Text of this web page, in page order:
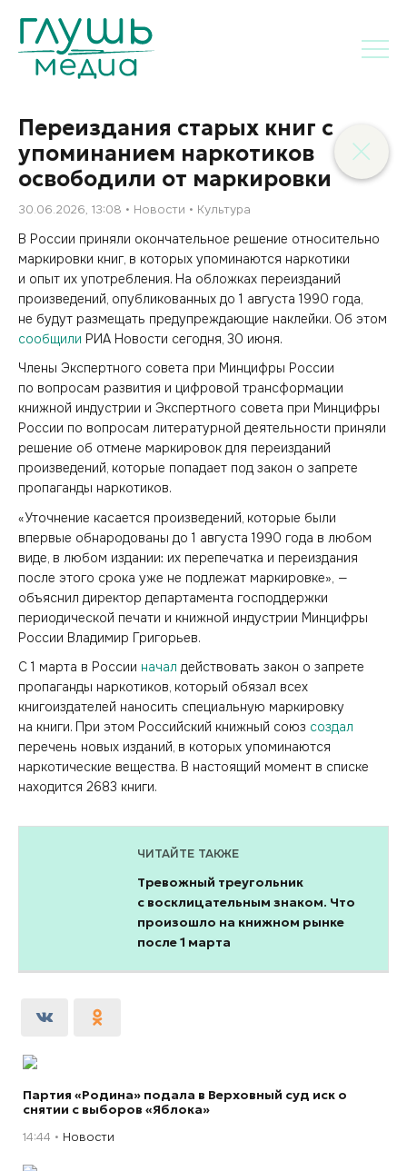
Переиздания старых книг с
упоминанием наркотиков
освободили от маркировки
30.06.2026, 13:08 Новости Культура
В России приняли окончательное решение относительно
маркировки книг, в которых упоминаются наркотики
и опыт их употребления. На обложках переизданий
произведений, опубликованных до 1 августа 1990 года,
не будут размещать предупреждающие наклейки. Об этом
сообщили РИА Новости сегодня, 30 июня.
Члены Экспертного совета при Минцифры России
по вопросам развития и цифровой трансформации
книжной индустрии и Экспертного совета при Минцифры
России по вопросам литературной деятельности приняли
решение об отмене маркировок для переизданий
произведений, которые попадает под закон о запрете
пропаганды наркотиков.
«Уточнение касается произведений, которые были
впервые обнародованы до 1 августа 1990 года в любом
виде, в любом издании: их перепечатка и переиздания
после этого срока уже не подлежат маркировке», —
объяснил директор департамента господдержки
периодической печати и книжной индустрии Минцифры
России Владимир Григорьев.
С 1 марта в России начал действовать закон о запрете
пропаганды наркотиков, который обязал всех
книгоиздателей наносить специальную маркировку
на книги. При этом Российский книжный союз создал
перечень новых изданий, в которых упоминаются
наркотические вещества. В настоящий момент в списке
находится 2683 книги.
ЧИТАЙТЕ ТАКЖЕ
Тревожный треугольник
с восклицательным знаком. Что
произошло на книжном рынке
после 1 марта
Партия «Родина» подала в Верховный суд иск о
снятии с выборов «Яблока»
14:44 Новости